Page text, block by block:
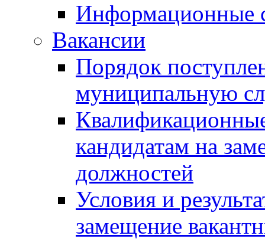
Информационные
Вакансии
Порядок
муниципальную
кандидатам на
должностей
Условия и
замещение